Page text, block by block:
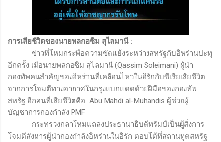
การเสียชีวิตของนายพลกอซิม สุไลมานี:
ข่าวที่โหมกระพือความขัดแย้งระหว่างสหรัฐกับอิหร่านปะทุ
อีกครั้ง เมื่อนายพลกอซิม สุไลมานี (Qassim Soleimani) ผู้นำ
กองทัพคนสำคัญของอิหร่านที่เคลื่อนไหวในอิรักกับซีเรียเสียชีวิต
จากการโจมตีทางอากาศในกรุงแบกแดดด้วยฝีมือของกองทัพ
สหรัฐ อีกคนที่เสียชีวิตคือ Abu Mahdi al-Muhandis ผู้ช่วยผู้
บัญชาการกองกำลัง PMF
กระทรวงกลาโหมแถลงประธานาธิบดีทรัมป์เป็นผู้สั่งการ
โจมตีสังหารผู้นำกองกำลังอิหร่านในอิรัก ตอบโต้ที่สถานทูตสหรัฐ